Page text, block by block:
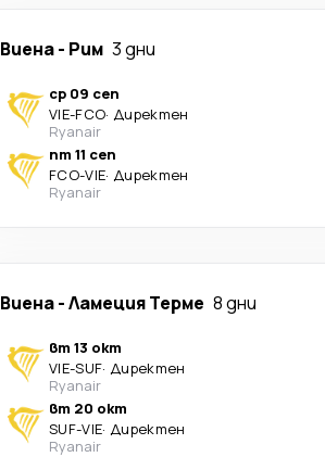
Виена- Рим 3 дни
ср 09 сеп
VIE-FCO· Директен
Ryanair
пт 11 сеп
FCO-VIE· Директен
Ryanair
Виена-Ламеция Терме 8 дни
вт 13 окт
VIE-SUF· Директен
Ryanair
вт 20 окт
SUF-VIE· Директен
Ryanair